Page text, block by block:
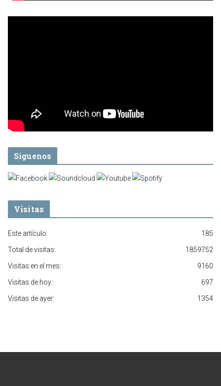
Síguenos
Visitas
185
Este artículo:
1859752
Total de visitas:
9160
Visitas en el mes:
697
Visitas de hoy:
1354
Visitas de ayer: